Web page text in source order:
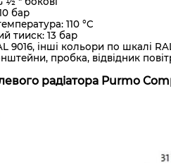
бар
110 °C
тииск: 13 бар
9016, інші кольори по шкалі
пробка, відвідник
радіатора Purmo